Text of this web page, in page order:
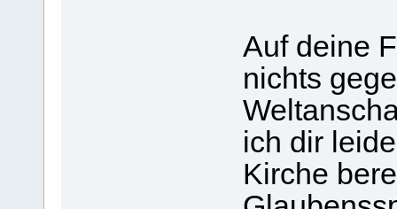
Auf deine
nichts
ich dir
Kirche